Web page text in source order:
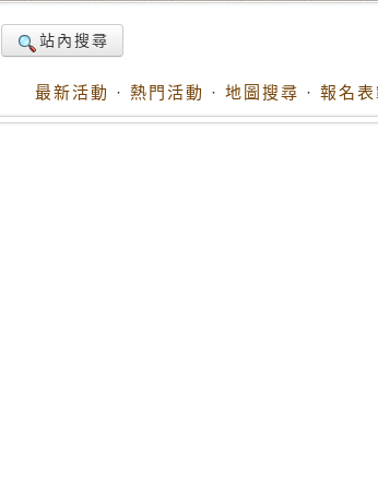
站內搜尋
最新活動 · 熱門活動 · 地圖搜尋 · 報名